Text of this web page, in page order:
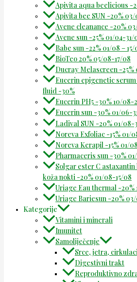
Apivita aqua beelicious -
Apivita bee SUN -20%
Avene cleanance -20%
Avene sun -25% 01/04-31/
Babe sun -22% 01/08 – 15/
BioTeo 20% 05/08-17/08
Ducray Melascreen -25%
Eucerin epigenetic
fluid -30%
Eucerin PH5 -30% 10/08-
Eucerin sun -30% 01/06-
Ladival SUN -20% 01/08-
Noreva Exfoliac -15% 01/
Noreva Kerapil -15% 01/
Pharmaceris sun -30%
Solgar ester C
koža nokti -20% 01/08-15/08
Uriage Eau thermal -20%
Uriage Bariesun -20%
Kategorije
Vitamini i minerali
Imunitet
Samoliječenje
Srce, jetra,
Digestivni trakt
Reproduktivno